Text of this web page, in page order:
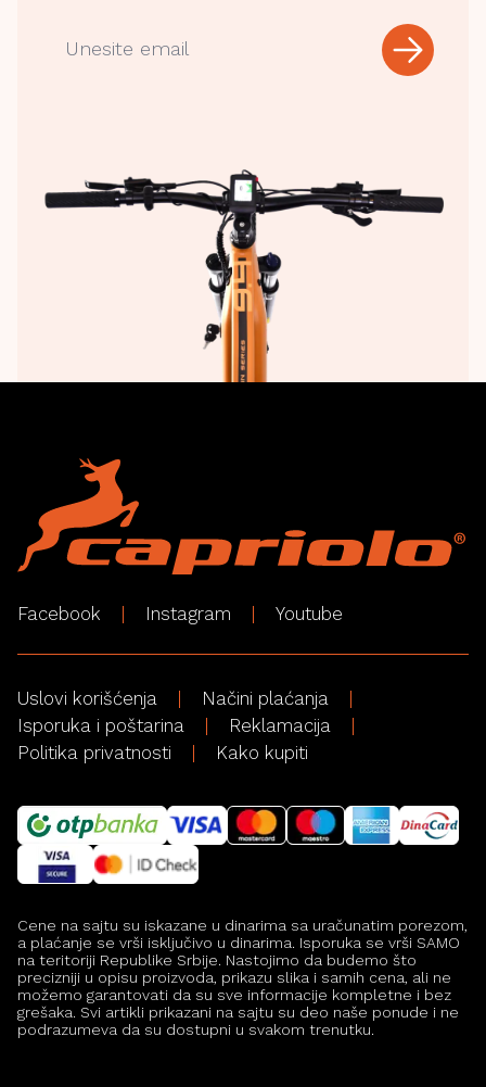
Facebook Instagram Youtube
Uslovi korišćenja
Načini plaćanja
Isporuka i poštarina
Reklamacija
Politika privatnosti
Kako kupiti
Cene na sajtu su iskazane u dinarima sa uračunatim porezom,
a plaćanje se vrši isključivo u dinarima. Isporuka se vrši SAMO
na teritoriji Republike Srbije. Nastojimo da budemo što
precizniji u opisu proizvoda, prikazu slika i samih cena, ali ne
možemo garantovati da su sve informacije kompletne i bez
grešaka. Svi artikli prikazani na sajtu su deo naše ponude i ne
podrazumeva da su dostupni u svakom trenutku.